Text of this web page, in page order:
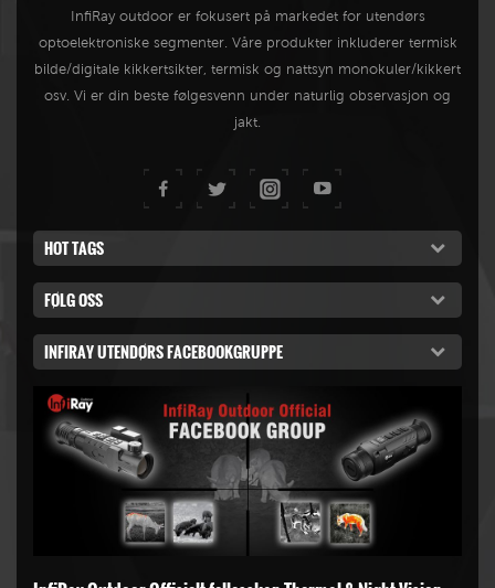
InfiRay outdoor er fokusert på markedet for utendørs
optoelektroniske segmenter. Våre produkter inkluderer termisk
bilde/digitale kikkertsikter, termisk og nattsyn monokuler/kikkert
osv. Vi er din beste følgesvenn under naturlig observasjon og
jakt.
HOT TAGS
FØLG OSS
INFIRAY UTENDØRS FACEBOOKGRUPPE